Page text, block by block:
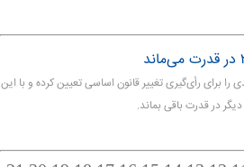
برای رأی‌گیری تغییر قانون اساسی تعیین کرده و با این